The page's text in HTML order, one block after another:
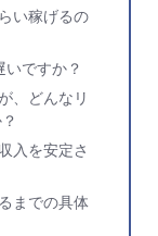
い稼げるの
ですか？
、どんなリ
入を安定さ
までの具体